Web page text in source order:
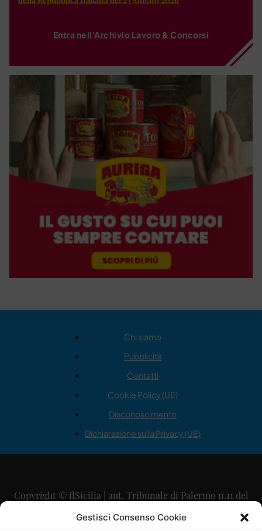
Gestisci Consenso Cookie
Entra nell'Archivio Lavoro & Concorsi
Chi siamo
Pubblicità
Contatti
Cookie Policy (UE)
Disconoscimento
Dichiarazione sulla Privacy (UE)
Copyright © ilSicilia | aut. Tribunale di Palermo n.11 del
29/09/2015